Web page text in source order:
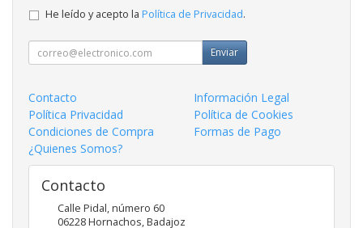
He leído y acepto la Política de Privacidad.
Enviar
Contacto
Información Legal
Política Privacidad
Política de Cookies
Condiciones de Compra
Formas de Pago
¿Quienes Somos?
Contacto
Calle Pidal, número 60
06228Hornachos,Badajoz